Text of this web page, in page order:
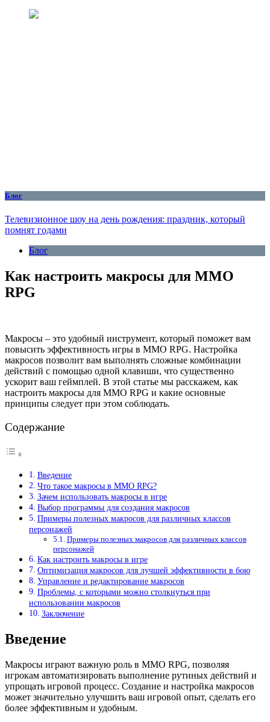
Блог
Телевизионное шоу на день рождения: праздник, который
помнят годами
Блог
Как настроить макросы для MMO
RPG
Макросы – это удобный инструмент, который поможет вам
повысить эффективность игры в MMO RPG. Настройка
макросов позволит вам выполнять сложные комбинации
действий с помощью одной клавиши, что существенно
ускорит ваш геймплей. В этой статье мы расскажем, как
настроить макросы для MMO RPG и какие основные
принципы следует при этом соблюдать.
Содержание
Введение
Что такое макросы в MMO RPG?
Зачем использовать макросы в игре
Выбор программы для создания макросов
Примеры полезных макросов для различных классов
персонажей
Примеры полезных макросов для различных классов
персонажей
Как настроить макросы в игре
Оптимизация макросов для лучшей эффективности в бою
Управление и редактирование макросов
Проблемы, с которыми можно столкнуться при
использовании макросов
Заключение
Введение
Макросы играют важную роль в MMO RPG, позволяя
игрокам автоматизировать выполнение рутиных действий и
упрощать игровой процесс. Создание и настройка макросов
может значительно улучшить ваш игровой опыт, сделать его
более эффективным и удобным.